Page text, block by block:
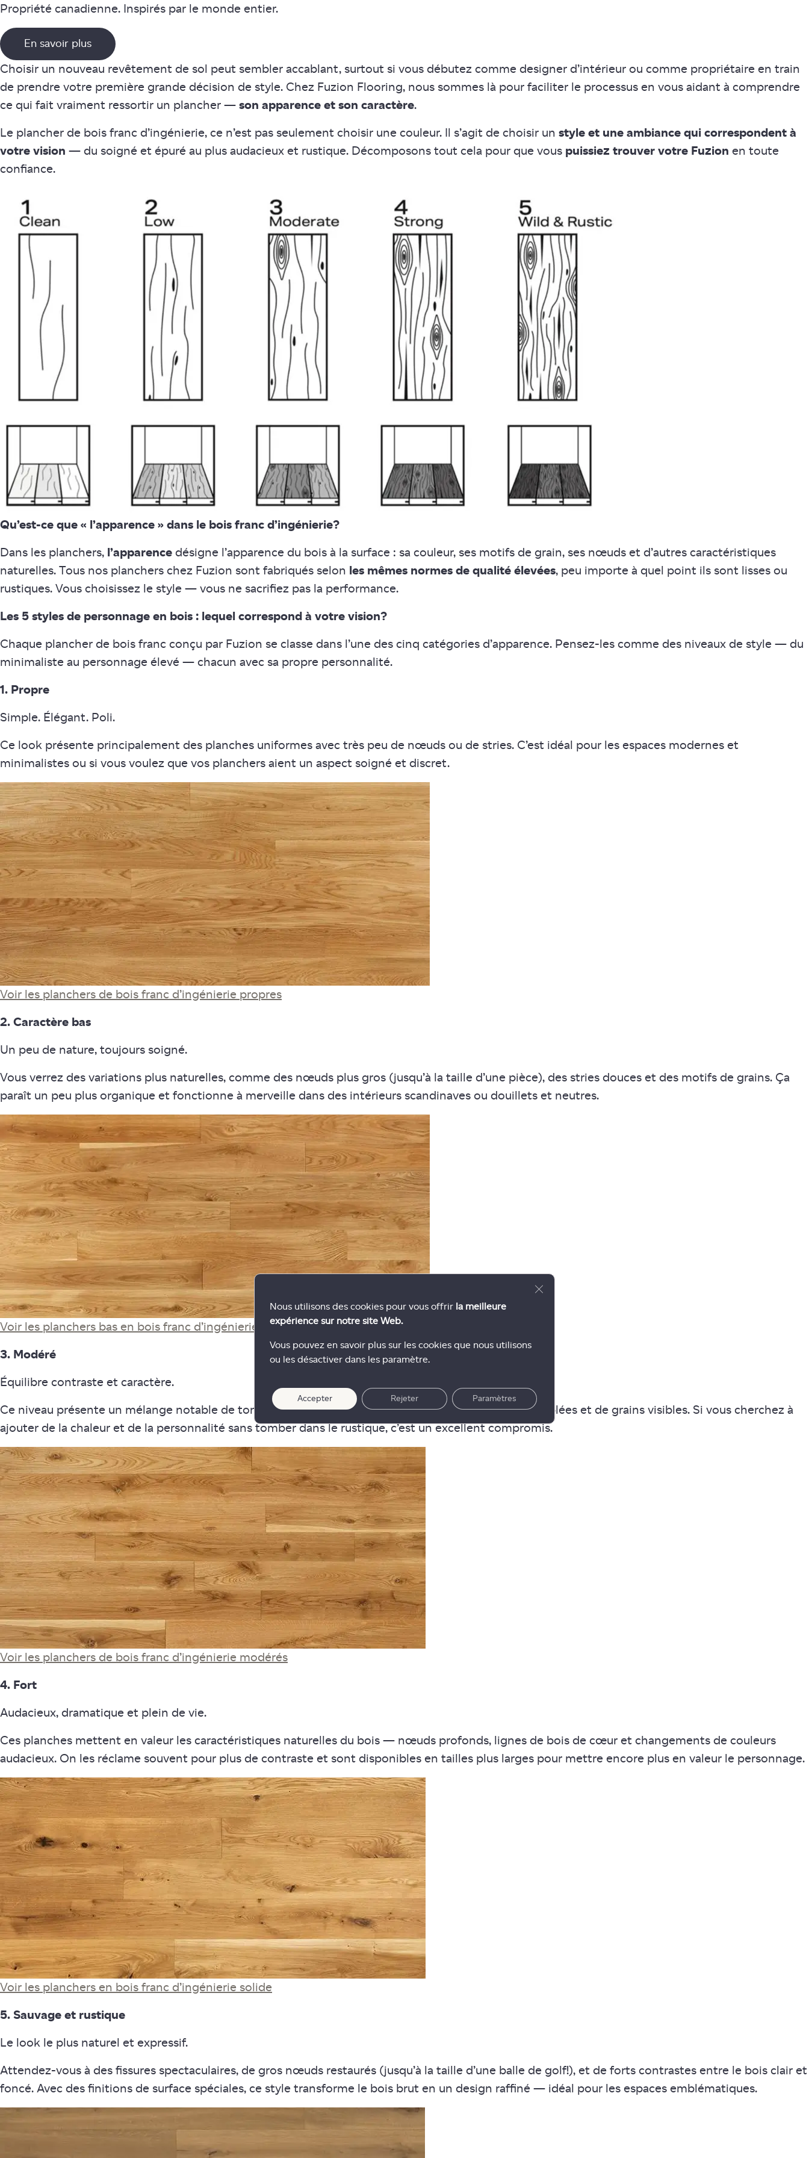
Propriété canadienne. Inspirés par le monde entier.
En savoir plus
Choisir un nouveau revêtement de sol peut sembler accablant, surtout si vous débutez comme designer d’intérieur ou comme propriétaire en train
de prendre votre première grande décision de style. Chez Fuzion Flooring, nous sommes là pour faciliter le processus en vous aidant à comprendre
ce qui fait vraiment ressortir un plancher — son apparence et son caractère.
Le plancher de bois franc d’ingénierie, ce n’est pas seulement choisir une couleur. Il s’agit de choisir un style et une ambiance qui correspondent à
votre vision — du soigné et épuré au plus audacieux et rustique. Décomposons tout cela pour que vous puissiez trouver votre Fuzion en toute
confiance.
Qu’est-ce que « l’apparence » dans le bois franc d’ingénierie?
Dans les planchers, l’apparence désigne l’apparence du bois à la surface : sa couleur, ses motifs de grain, ses nœuds et d’autres caractéristiques
naturelles. Tous nos planchers chez Fuzion sont fabriqués selon les mêmes normes de qualité élevées, peu importe à quel point ils sont lisses ou
rustiques. Vous choisissez le style — vous ne sacrifiez pas la performance.
Les 5 styles de personnage en bois : lequel correspond à votre vision?
Chaque plancher de bois franc conçu par Fuzion se classe dans l’une des cinq catégories d’apparence. Pensez-les comme des niveaux de style — du
minimaliste au personnage élevé — chacun avec sa propre personnalité.
1. Propre
Simple. Élégant. Poli.
Ce look présente principalement des planches uniformes avec très peu de nœuds ou de stries. C’est idéal pour les espaces modernes et
minimalistes ou si vous voulez que vos planchers aient un aspect soigné et discret.
Voir les planchers de bois franc d’ingénierie propres
2. Caractère bas
Un peu de nature, toujours soigné.
Vous verrez des variations plus naturelles, comme des nœuds plus gros (jusqu’à la taille d’une pièce), des stries douces et des motifs de grains. Ça
paraît un peu plus organique et fonctionne à merveille dans des intérieurs scandinaves ou douillets et neutres.
Voir les planchers bas en bois franc d’ingénierie
3. Modéré
Équilibre contraste et caractère.
Ce niveau présente un mélange notable de tons clairs et foncés, de lignes naturelles, de fissures comblées et de grains visibles. Si vous cherchez à
ajouter de la chaleur et de la personnalité sans tomber dans le rustique, c’est un excellent compromis.
Voir les planchers de bois franc d’ingénierie modérés
4. Fort
Audacieux, dramatique et plein de vie.
Ces planches mettent en valeur les caractéristiques naturelles du bois — nœuds profonds, lignes de bois de cœur et changements de couleurs
audacieux. On les réclame souvent pour plus de contraste et sont disponibles en tailles plus larges pour mettre encore plus en valeur le personnage.
Voir les planchers en bois franc d’ingénierie solide
5. Sauvage et rustique
Le look le plus naturel et expressif.
Attendez-vous à des fissures spectaculaires, de gros nœuds restaurés (jusqu’à la taille d’une balle de golf!), et de forts contrastes entre le bois clair et
foncé. Avec des finitions de surface spéciales, ce style transforme le bois brut en un design raffiné — idéal pour les espaces emblématiques.
Nous utilisons des cookies pour vous offrir la meilleure
expérience sur notre site Web.
Vous pouvez en savoir plus sur les cookies que nous utilisons
ou les désactiver dans les paramètre.
Accepter Rejeter Paramètres
Close GDPR Cookie Banner